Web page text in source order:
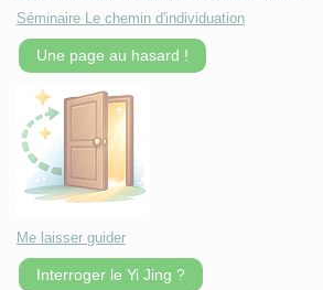
Séminaire Le chemin d'individuation
Une page au hasard !
Me laisser guider
Interroger le Yi Jing ?